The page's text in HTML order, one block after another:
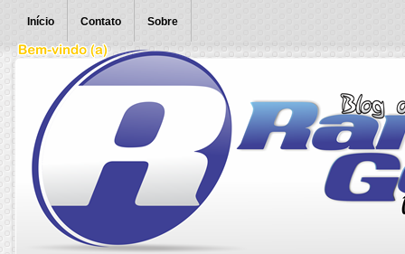
Início Contato Sobre